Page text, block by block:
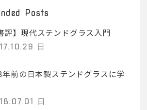
Posts
評】現代ステンドグラス入門
日
年前の日本製ステンドグラスに学
日